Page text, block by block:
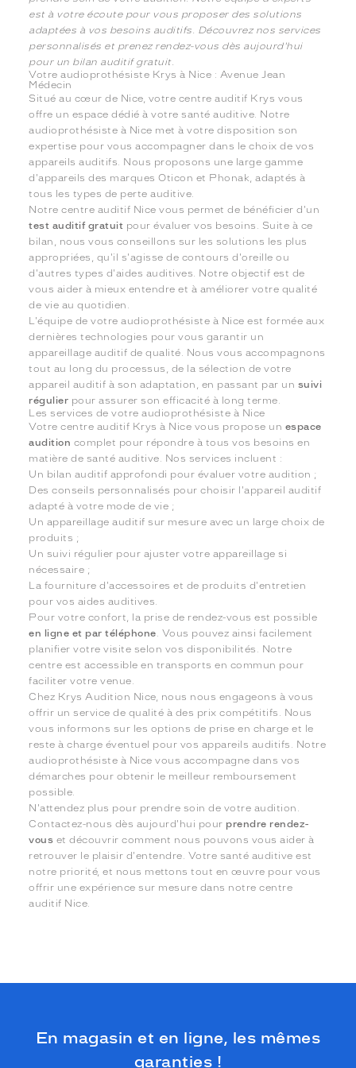
est à votre écoute pour vous proposer des solutions
adaptées à vos besoins auditifs. Découvrez nos services
personnalisés et prenez rendez-vous dès aujourd'hui
pour un bilan auditif gratuit.
Votre audioprothésiste Krys à Nice : Avenue Jean
Médecin
Situé au cœur de Nice, votre centre auditif Krys vous
offre un espace dédié à votre santé auditive. Notre
audioprothésiste à Nice met à votre disposition son
expertise pour vous accompagner dans le choix de vos
appareils auditifs. Nous proposons une large gamme
d'appareils des marques Oticon et Phonak, adaptés à
tous les types de perte auditive.
Notre centre auditif Nice vous permet de bénéficier d'un
test auditif gratuit pour évaluer vos besoins. Suite à ce
bilan, nous vous conseillons sur les solutions les plus
appropriées, qu'il s'agisse de contours d'oreille ou
d'autres types d'aides auditives. Notre objectif est de
vous aider à mieux entendre et à améliorer votre qualité
de vie au quotidien.
L'équipe de votre audioprothésiste à Nice est formée aux
dernières technologies pour vous garantir un
appareillage auditif de qualité. Nous vous accompagnons
tout au long du processus, de la sélection de votre
appareil auditif à son adaptation, en passant par un suivi
régulier pour assurer son efficacité à long terme.
Les services de votre audioprothésiste à Nice
Votre centre auditif Krys à Nice vous propose un espace
audition complet pour répondre à tous vos besoins en
matière de santé auditive. Nos services incluent :
Un bilan auditif approfondi pour évaluer votre audition ;
Des conseils personnalisés pour choisir l'appareil auditif
adapté à votre mode de vie ;
Un appareillage auditif sur mesure avec un large choix de
produits ;
Un suivi régulier pour ajuster votre appareillage si
nécessaire ;
La fourniture d'accessoires et de produits d'entretien
pour vos aides auditives.
Pour votre confort, la prise de rendez-vous est possible
en ligne et par téléphone . Vous pouvez ainsi facilement
planifier votre visite selon vos disponibilités. Notre
centre est accessible en transports en commun pour
faciliter votre venue.
Chez Krys Audition Nice, nous nous engageons à vous
offrir un service de qualité à des prix compétitifs. Nous
vous informons sur les options de prise en charge et le
reste à charge éventuel pour vos appareils auditifs. Notre
audioprothésiste à Nice vous accompagne dans vos
démarches pour obtenir le meilleur remboursement
possible.
N'attendez plus pour prendre soin de votre audition.
Contactez-nous dès aujourd'hui pour prendre rendez-
vous et découvrir comment nous pouvons vous aider à
retrouver le plaisir d'entendre. Votre santé auditive est
notre priorité, et nous mettons tout en œuvre pour vous
offrir une expérience sur mesure dans notre centre
auditif Nice.
En magasin et en ligne, les mêmes
garanties !